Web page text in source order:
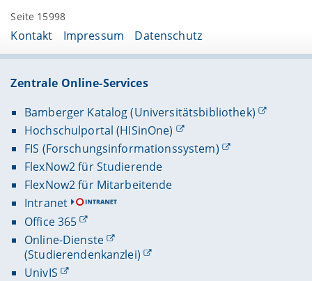
Seite 15998
Kontakt Impressum Datenschutz
Zentrale Online-Services
Bamberger Katalog (Universitätsbibliothek)
Hochschulportal (HISinOne)
FIS (Forschungsinformationssystem)
FlexNow2 für Studierende
FlexNow2 für Mitarbeitende
Intranet
Office 365
Online-Dienste
(Studierendenkanzlei)
UnivIS